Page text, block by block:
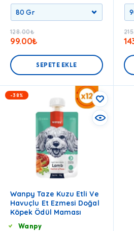
128.00₺
99.00₺
SEPETE EKLE
-38%
Wanpy Taze Kuzu Etli Ve
Havuçlu Et Ezmesi Doğal
Köpek Ödül Maması
Wanpy